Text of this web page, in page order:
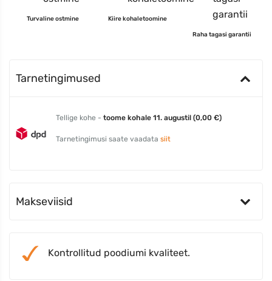
Turvaline ostmine Kiire kohaletoomine
Raha tagasi garantii
Tarnetingimused
Tellige kohe - toome kohale 11. augustil (0,00 €)
Tarnetingimusi saate vaadata siit
Makseviisid
Kontrollitud poodiumi kvaliteet.